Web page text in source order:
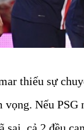
thiếu sự
vọng. Nếu PSG
sai, cả 2 đều